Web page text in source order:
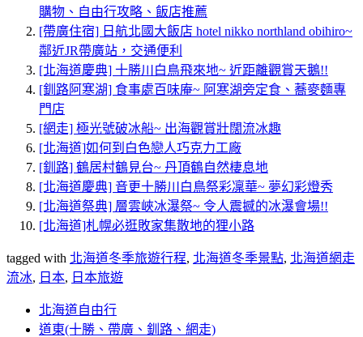
購物、自由行攻略、飯店推薦
[帶廣住宿] 日航北國大飯店 hotel nikko northland obihiro~
鄰近JR帶廣站，交通便利
[北海道慶典] 十勝川白鳥飛來地~ 近距離觀賞天鵝!!
[釧路阿寒湖] 食事處百味庵~ 阿寒湖旁定食、蕎麥麵專
門店
[網走] 極光號破冰船~ 出海觀賞壯闊流冰趣
[北海道]如何到白色戀人巧克力工廠
[釧路] 鶴居村鶴見台~ 丹頂鶴自然棲息地
[北海道慶典] 音更十勝川白鳥祭彩凜華~ 夢幻彩燈秀
[北海道祭典] 層雲峽冰瀑祭~ 令人震撼的冰瀑會場!!
[北海道]札幌必逛敗家集散地的狸小路
tagged with 北海道冬季旅遊行程, 北海道冬季景點, 北海道網走
流冰, 日本, 日本旅遊
北海道自由行
道東(十勝、帶廣、釧路、網走)